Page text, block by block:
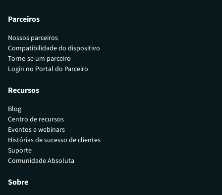
Parceiros
Nossos parceiros
Compatibilidade do dispositivo
Torne-se um parceiro
Login no Portal do Parceiro
Recursos
Blog
Centro de recursos
Eventos e webinars
Histórias de sucesso de clientes
Suporte
Comunidade Absoluta
Sobre